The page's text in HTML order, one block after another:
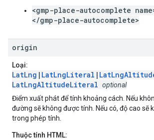
<gmp-place-autocomplete
</gmp-place-autocomplete>
origin
Loại:
LatLng | LatLngLiteral |
LatLngAltitudeLiteral optional
Điểm xuất phát để tính khoảng cách. Nếu
đường sẽ không được tính. Nếu có, độ cao sẽ
trong phép tính.
Thuộc tính HTML: